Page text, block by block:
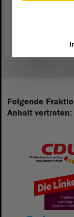
Folgende
Anhalt vertreten: